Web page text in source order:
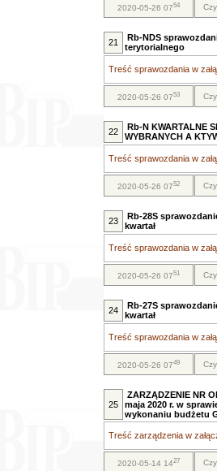
2020-05-26 0754
21
Rb-NDS
terytorialnego
Treść sprawozdania w
2020-05-26 0753
22
Rb-N KWARTALNE
WYBRANYCH A
Treść sprawozdania w
2020-05-26 0752
23
Rb-28S
kwartał
Treść sprawozdania w
2020-05-26 0751
24
Rb-27S
kwartał
Treść sprawozdania w
2020-05-26 0749
25
ZARZĄDZENIE NR
maja 2020 r. w
wykonaniu budżetu
Treść zarządzenia w
2020-05-14 1427